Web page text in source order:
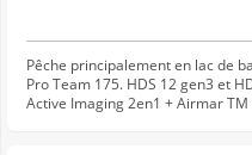
Pêche principalement en lac de
Pro Team 175. HDS 12 gen3 et
Active Imaging 2en1 + Airmar TM